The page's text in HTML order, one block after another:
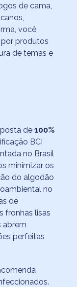
de cama,
você
produtos
de temas e
de 100%
BCI
no Brasil
minimizar os
do algodão
no
de
fronhas lisas
abrem
perfeitas